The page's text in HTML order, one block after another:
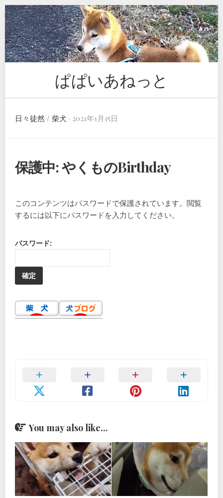
Skip
to
content
ぱぱいあねっと
日々徒然 / 柴犬 · 2021年1月15日
保護中: やくものBirthday
このコンテンツはパスワードで保護されています。閲覧
するには以下にパスワードを入力してください。
パスワード:
You may also like...